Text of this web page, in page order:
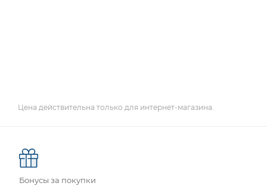
Цена действительна только для интернет-магазина.
Бонусы за покупки